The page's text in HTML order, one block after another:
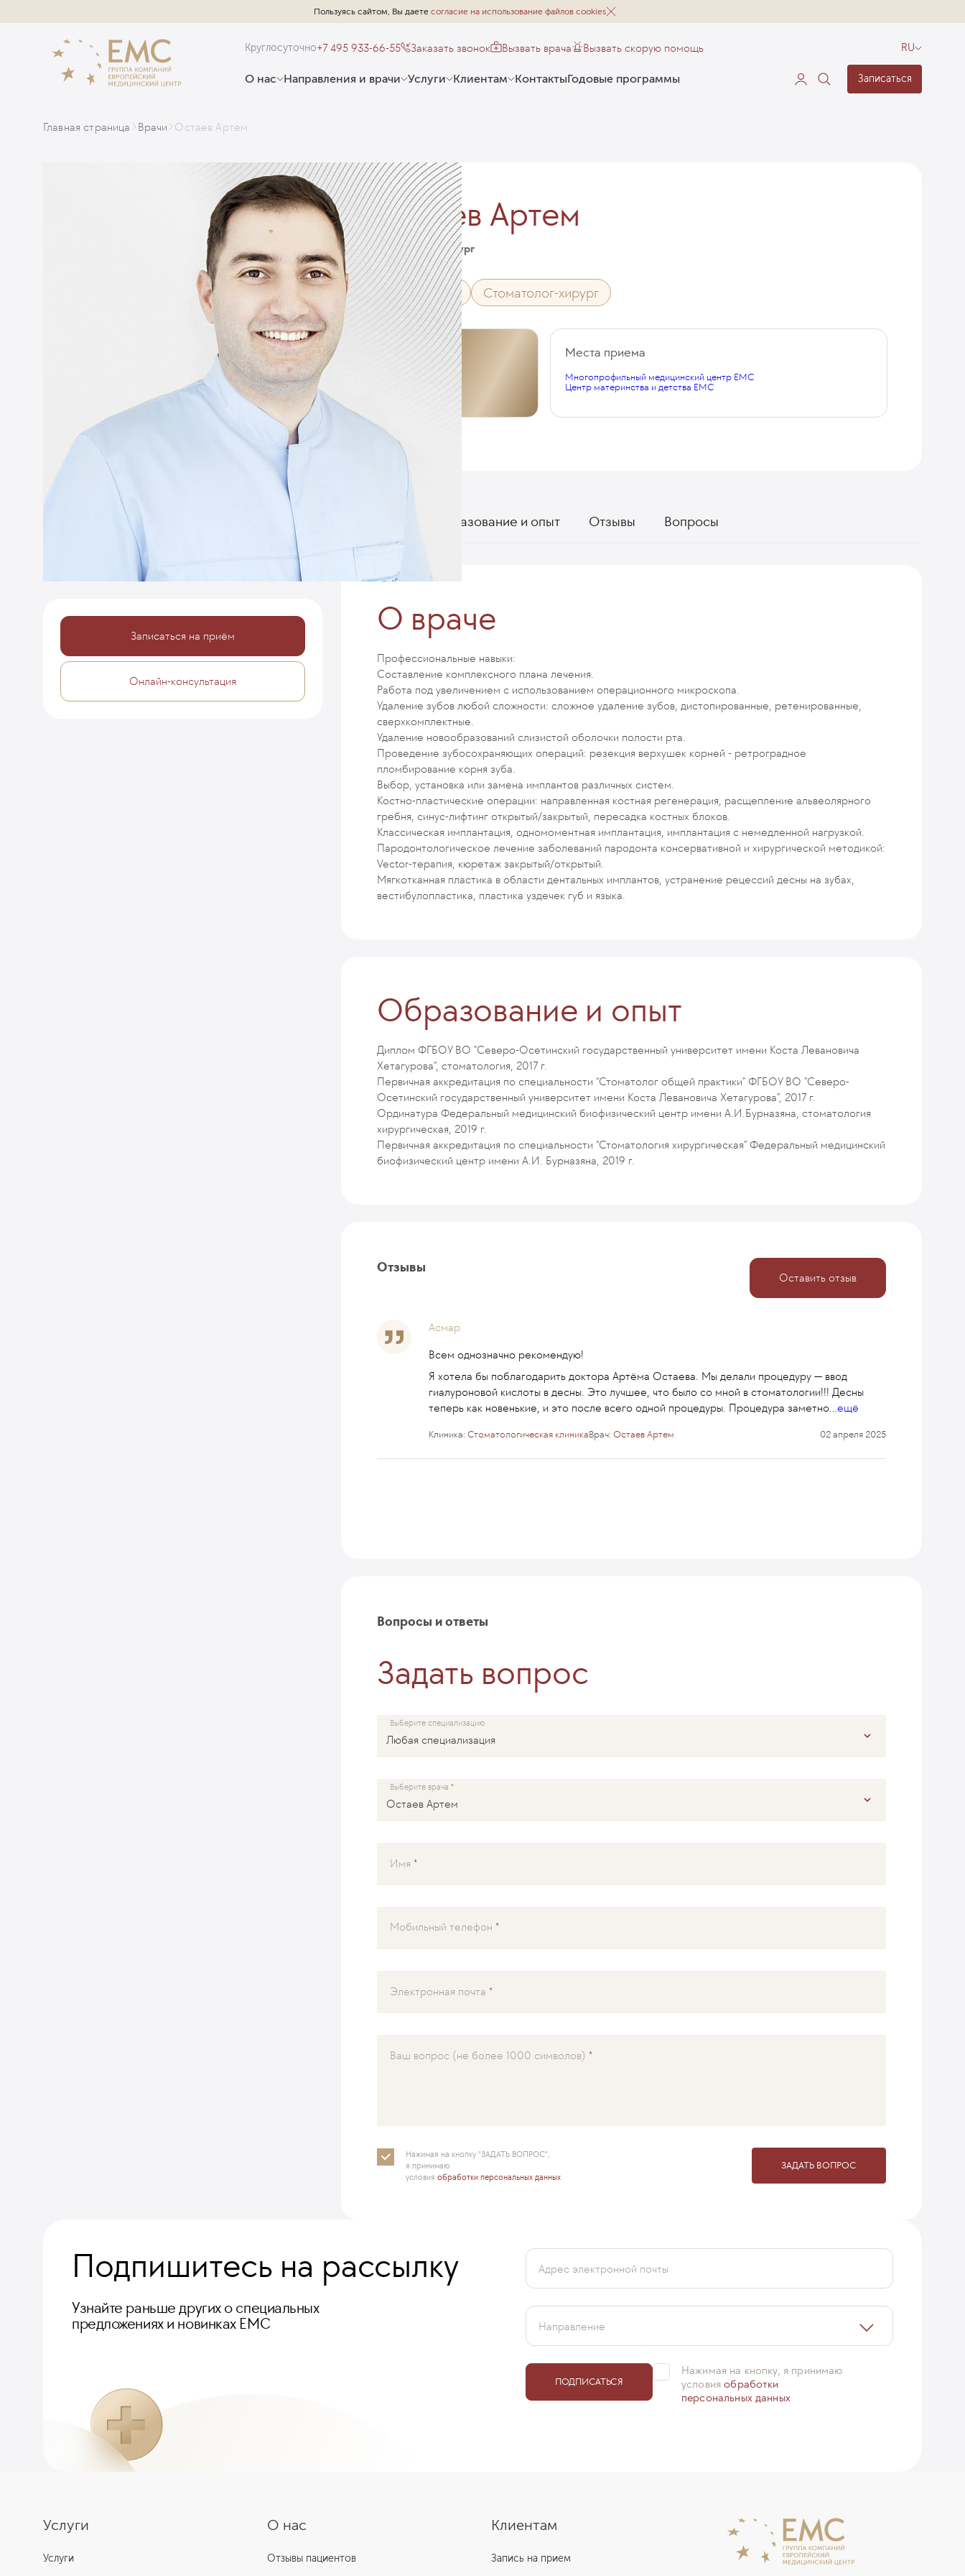
Пользуясь сайтом, Вы даете согласие на использование файлов cookies
Круглосуточно+7 495 933-66-55 Заказать звонок Вызвать врача Вызвать скорую помощь RU
О нас Направления и врачи Услуги Клиентам КонтактыГодовые программы Записаться
Главная страница Врачи Остаев Артем
Записаться на приём
Онлайн-консультация
Остаев Артем
Стоматолог-хирург
Стоматолог Стоматолог-хирург
Общий стаж Места приема
Многопрофильный медицинский центр EMC
Центр материнства и детства EMC
Образование и опыт Отзывы Вопросы
О враче
Профессиональные навыки:
Составление комплексного плана лечения.
Работа под увеличением с использованием операционного микроскопа.
Удаление зубов любой сложности: сложное удаление зубов, дистопированные, ретенированные,
сверхкомплектные.
Удаление новообразований слизистой оболочки полости рта.
Проведение зубосохраняющих операций: резекция верхушек корней - ретроградное
пломбирование корня зуба.
Выбор, установка или замена имплантов различных систем.
Костно-пластические операции: направленная костная регенерация, расщепление альвеолярного
гребня, синус-лифтинг открытый/закрытый, пересадка костных блоков.
Классическая имплантация, одномоментная имплантация, имплантация с немедленной нагрузкой.
Пародонтологическое лечение заболеваний пародонта консервативной и хирургической методикой:
Vector-терапия, кюретаж закрытый/открытый.
Мягкотканная пластика в области дентальных имплантов, устранение рецессий десны на зубах,
вестибулопластика, пластика уздечек губ и языка.
Образование и опыт
Диплом ФГБОУ ВО "Северо-Осетинский государственный университет имени Коста Левановича
Хетагурова", стоматология, 2017 г.
Первичная аккредитация по специальности “Стоматолог общей практики” ФГБОУ ВО "Северо-
Осетинский государственный университет имени Коста Левановича Хетагурова", 2017 г.
Ординатура Федеральный медицинский биофизический центр имени А.И.Бурназяна, стоматология
хирургическая, 2019 г.
Первичная аккредитация по специальности “Стоматология хирургическая” Федеральный медицинский
биофизический центр имени А.И. Бурназяна, 2019 г.
Отзывы
Оставить отзыв
Асмар
Всем однозначно рекомендую!
Я хотела бы поблагодарить доктора Артёма Остаева. Мы делали процедуру — ввод
гиалуроновой кислоты в десны. Это лучшее, что было со мной в стоматологии!!! Десны
теперь как новенькие, и это после всего одной процедуры. Процедура заметно ещё
Клиника: Стоматологическая клиникаВрач: Остаев Артем 02 апреля 2025
Вопросы и ответы
Задать вопрос
Выберите специализацию
Выберите врача
Имя
Мобильный телефон
Электронная почта
Ваш вопрос (не более 1000 символов)
Нажимая на кнопку "ЗАДАТЬ ВОПРОС",
я принимаю
условия обработки персональных данных
ЗАДАТЬ ВОПРОС
Подпишитесь на рассылку
Узнайте раньше других о специальных
предложениях и новинках ЕМС
Адрес электронной почты
Направление
Нажимая на кнопку, я принимаю
условияобработки
персональных данных
ПОДПИСАТЬСЯ
О нас
Отзывы пациентов
Услуги
Услуги
Клиентам
Запись на прием